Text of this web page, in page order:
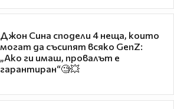
Джон Сина сподели 4 неща, които
могат да съсипят всяко GenZ:
„Ако ги имаш, провалът е
гарантиран“🧐💥